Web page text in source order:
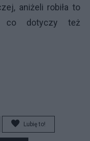
aniżeli robiła to
co dotyczy też
Lubię to!